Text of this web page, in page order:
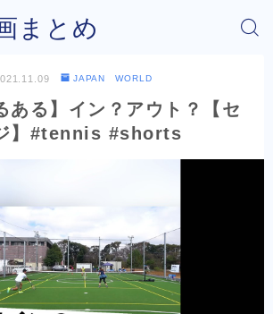
まとめ
JAPAN WORLD
ある】イン？アウト？【セ
】#tennis #shorts